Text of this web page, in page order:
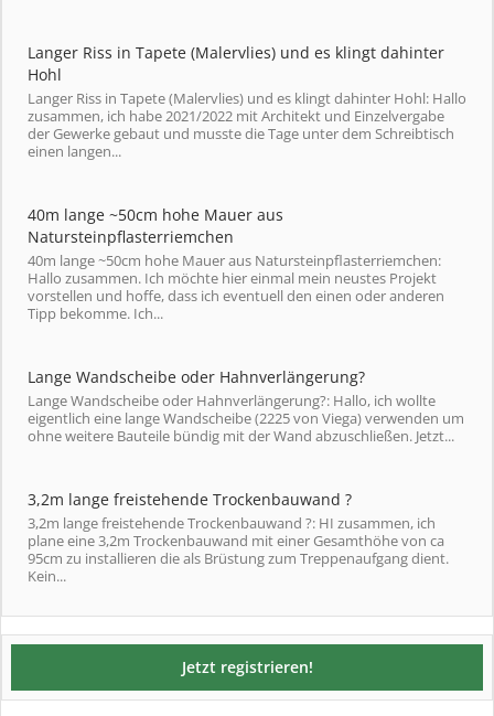
Langer Riss in Tapete (Malervlies) und es klingt dahinter
Hohl
Langer Riss in Tapete (Malervlies) und es klingt dahinter Hohl: Hallo
zusammen, ich habe 2021/2022 mit Architekt und Einzelvergabe
der Gewerke gebaut und musste die Tage unter dem Schreibtisch
einen langen...
40m lange ~50cm hohe Mauer aus
Natursteinpflasterriemchen
40m lange ~50cm hohe Mauer aus Natursteinpflasterriemchen:
Hallo zusammen. Ich möchte hier einmal mein neustes Projekt
vorstellen und hoffe, dass ich eventuell den einen oder anderen
Tipp bekomme. Ich...
Lange Wandscheibe oder Hahnverlängerung?
Lange Wandscheibe oder Hahnverlängerung?: Hallo, ich wollte
eigentlich eine lange Wandscheibe (2225 von Viega) verwenden um
ohne weitere Bauteile bündig mit der Wand abzuschließen. Jetzt...
3,2m lange freistehende Trockenbauwand ?
3,2m lange freistehende Trockenbauwand ?: HI zusammen, ich
plane eine 3,2m Trockenbauwand mit einer Gesamthöhe von ca
95cm zu installieren die als Brüstung zum Treppenaufgang dient.
Kein...
Jetzt registrieren!